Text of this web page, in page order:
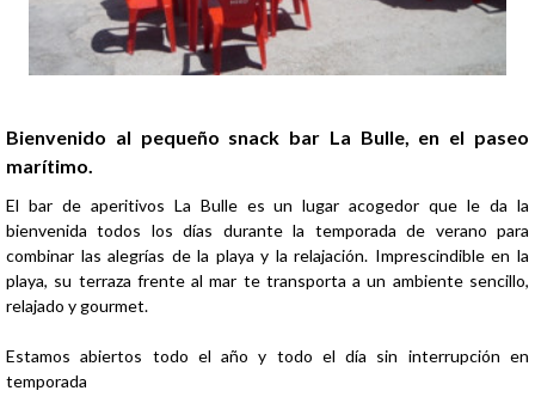
Presentación
Bienvenido al pequeño snack bar La Bulle, en el paseo
marítimo.
El bar de aperitivos La Bulle es un lugar acogedor que le da la
bienvenida todos los días durante la temporada de verano para
combinar las alegrías de la playa y la relajación. Imprescindible en la
playa, su terraza frente al mar te transporta a un ambiente sencillo,
relajado y gourmet.
Estamos abiertos todo el año y todo el día sin interrupción en
temporada